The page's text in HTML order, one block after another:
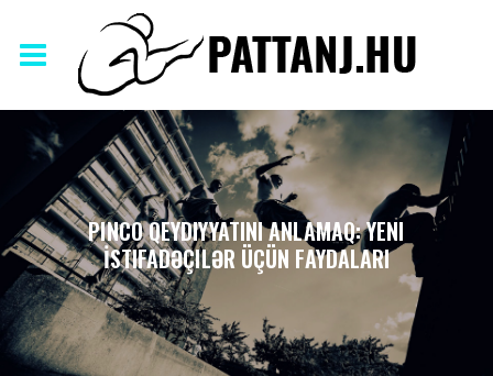
PINCO QEYDIYYATINI ANLAMAQ: YENI
İSTIFADƏÇILƏR ÜÇÜN FAYDALARI